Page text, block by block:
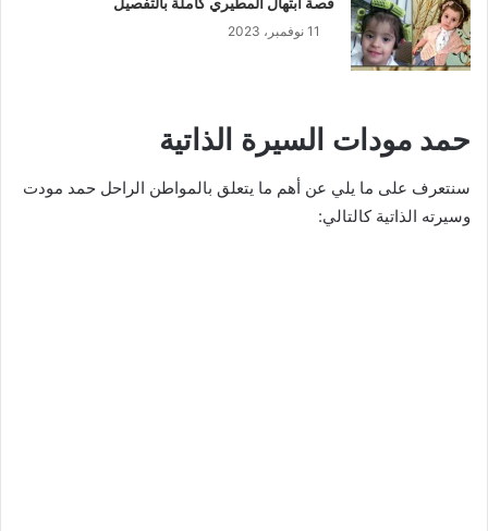
11 نوفمبر، 2023
حمد مودات السيرة الذاتية
سنتعرف على ما يلي عن أهم ما يتعلق بالمواطن الراحل حمد مودت
وسيرته الذاتية كالتالي: